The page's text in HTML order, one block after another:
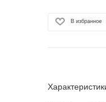
В избранное